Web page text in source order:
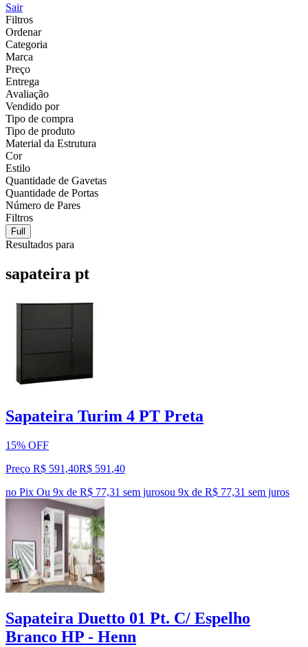
Sair
Filtros
Ordenar
Categoria
Marca
Preço
Entrega
Avaliação
Vendido por
Tipo de compra
Tipo de produto
Material da Estrutura
Cor
Estilo
Quantidade de Gavetas
Quantidade de Portas
Número de Pares
Filtros
Full
Resultados para
sapateira pt
Sapateira Turim 4 PT Preta
15% OFF
Preço R$ 591,40R$ 591 ,40
no Pix Ou 9x de R$ 77,31 sem jurosou 9x de R$ 77,31 sem juros
Sapateira Duetto 01 Pt. C/ Espelho
Branco HP - Henn